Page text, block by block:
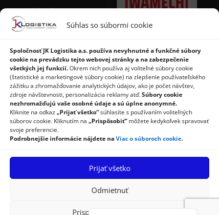
Súhlas so súbormi cookie
Spoločnosť JK Logistika a.s. používa nevyhnutné a funkčné súbory
cookie na prevádzku tejto webovej stránky a na zabezpečenie
všetkých jej funkcií.Okrem nich používa aj voliteľné súbory cookie
(štatistické a marketingové súbory cookie) na zlepšenie používateľského
zážitku a zhromažďovanie analytických údajov, ako je počet návštev,
zdroje návštevnosti, personalizácia reklamy atď.Súbory cookie
nezhromažďujú vaše osobné údaje a sú úplne anonymné.
Kliknite na odkaz„Prijať všetko“súhlasíte s používaním voliteľných
súborov cookie. Kliknutím na „Prispôsobiť“ môžete kedykoľvek spravovať
svoje preferencie.
Podrobnejšie informácie nájdete naViac o súboroch cookie.
Prijať všetko
Odmietnuť
Prispôsobenie lokality
Mobilné žeriavy
Manipulačná technika
Stohovače paliet
Regály a použité regály
Úvod Produkty Služby
Príspevky
Kontakt
Ochrana osobných údajov
Zásady používania súborov cookie